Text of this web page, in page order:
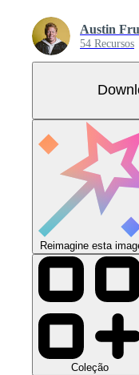
Austin
54 Recursos
Reimagine esta
Coleção